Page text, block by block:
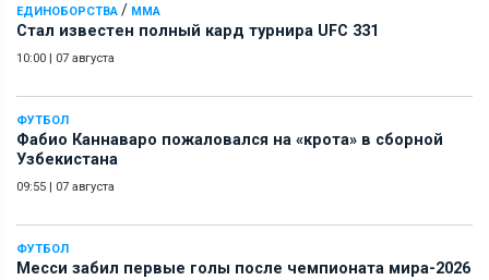
ЕДИНОБОРСТВА / ММА
Стал известен полный кард турнира UFC 331
10:00 07 августа
ФУТБОЛ
Фабио Каннаваро пожаловался на «крота» в сборной
Узбекистана
09:55 07 августа
ФУТБОЛ
Месси забил первые голы после чемпионата мира-2026